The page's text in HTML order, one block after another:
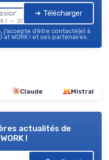
! — 2026
➔ Télécharger
d’être contacté(e) à
WORK ! et ses partenaires.
Claude Mistral
actualités de
!